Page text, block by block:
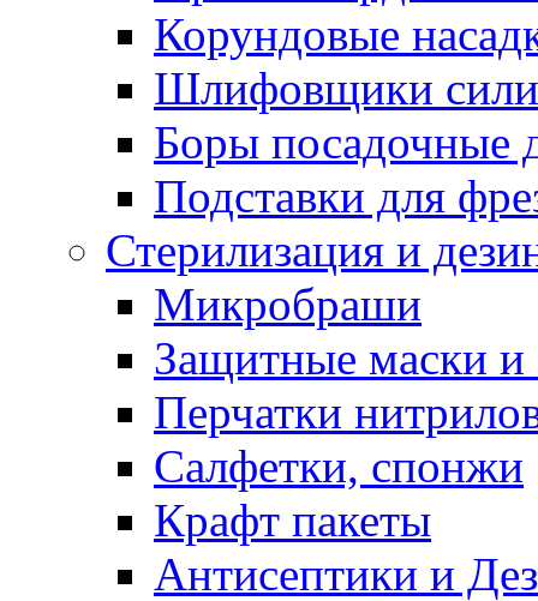
Корундовые
Шлифовщики
Боры посадочные
Подставки для
Стерилизация и
Микробраши
Защитные маски и
Перчатки
Салфетки, спонжи
Крафт пакеты
Антисептики и